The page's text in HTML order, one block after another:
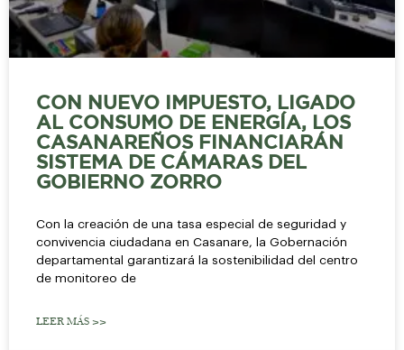
CON NUEVO IMPUESTO, LIGADO
AL CONSUMO DE ENERGÍA, LOS
CASANAREÑOS FINANCIARÁN
SISTEMA DE CÁMARAS DEL
GOBIERNO ZORRO
Con la creación de una tasa especial de seguridad y
convivencia ciudadana en Casanare, la Gobernación
departamental garantizará la sostenibilidad del centro
de monitoreo de
LEER MÁS >>